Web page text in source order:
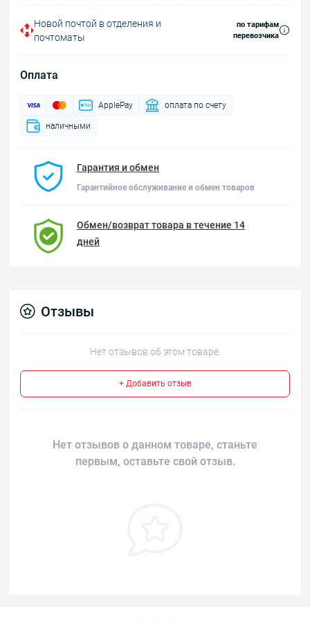
Новой почтой в отделения и
почтоматы
по тарифам
перевозчика
Оплата
ApplePay оплата по счету
наличными
Гарантия и обмен
Гарантийное обслуживание и обмен товаров
Обмен/возврат товара в течение 14
дней
Отзывы
Нет отзывов об этом товаре.
+ Добавить отзыв
Нет отзывов о данном товаре, станьте
первым, оставьте свой отзыв.